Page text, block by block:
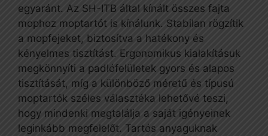
egyaránt. Az SH-ITB által kínált összes fajta
mophoz moptartót is kínálunk. Stabilan rögzítik
a mopfejeket, biztosítva a hatékony és
kényelmes tisztítást. Ergonomikus kialakításuk
megkönnyíti a padlófelületek gyors és alapos
tisztítását, míg a különböző méretű és típusú
moptartók széles választéka lehetővé teszi,
hogy mindenki megtalálja a saját igényeinek
leginkább megfelelőt. Tartós anyaguknak